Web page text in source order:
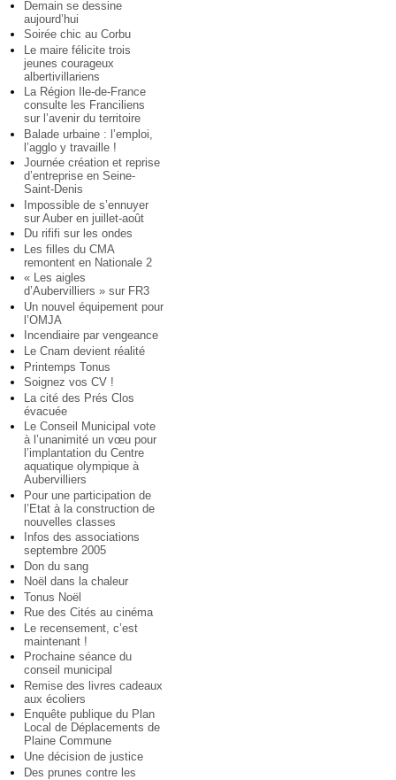
Demain se dessine
aujourd’hui
Soirée chic au Corbu
Le maire félicite trois
jeunes courageux
albertivillariens
La Région Ile-de-France
consulte les Franciliens
sur l’avenir du territoire
Balade urbaine : l’emploi,
l’agglo y travaille !
Journée création et reprise
d’entreprise en Seine-
Saint-Denis
Impossible de s’ennuyer
sur Auber en juillet-août
Du rififi sur les ondes
Les filles du CMA
remontent en Nationale 2
« Les aigles
d’Aubervilliers » sur FR3
Un nouvel équipement pour
l’OMJA
Incendiaire par vengeance
Le Cnam devient réalité
Printemps Tonus
Soignez vos CV !
La cité des Prés Clos
évacuée
Le Conseil Municipal vote
à l’unanimité un vœu pour
l’implantation du Centre
aquatique olympique à
Aubervilliers
Pour une participation de
l’Etat à la construction de
nouvelles classes
Infos des associations
septembre 2005
Don du sang
Noël dans la chaleur
Tonus Noël
Rue des Cités au cinéma
Le recensement, c’est
maintenant !
Prochaine séance du
conseil municipal
Remise des livres cadeaux
aux écoliers
Enquête publique du Plan
Local de Déplacements de
Plaine Commune
Une décision de justice
Des prunes contre les